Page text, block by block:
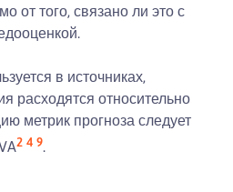
от того, связано ли это с
в источниках,
расходятся относительно
метрик прогноза следует
2 4 9.